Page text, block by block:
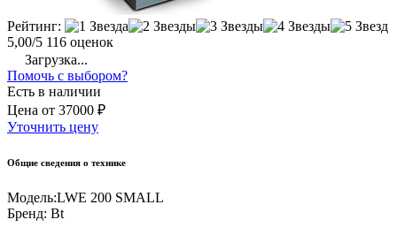
Рейтинг:
5,00/5 116 оценок
Загрузка...
Помочь с выбором?
Есть в наличии
Цена от 37000 ₽
Уточнить цену
Общие сведения о технике
Модель:LWE 200 SMALL
Бренд: Bt